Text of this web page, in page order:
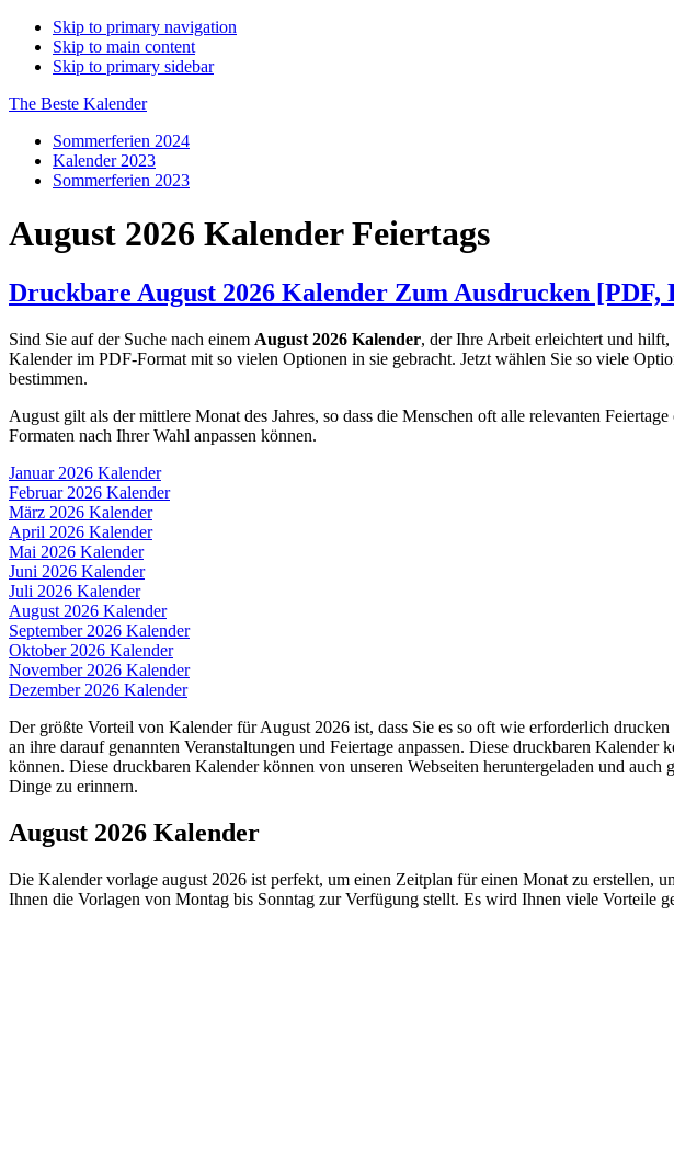
Skip to primary navigation
Skip to main content
Skip to primary sidebar
The Beste Kalender
Sommerferien 2024
Kalender 2023
Sommerferien 2023
August 2026 Kalender Feiertags
Druckbare August 2026 Kalender Zum Ausdrucken [PDF,
Sind Sie auf der Suche nach einem August 2026 Kalender, der Ihre Arbeit erleichtert und
Kalender im PDF-Format mit so vielen Optionen in sie gebracht. Jetzt wählen Sie so viele
bestimmen.
August gilt als der mittlere Monat des Jahres, so dass die Menschen oft alle relevanten
Formaten nach Ihrer Wahl anpassen können.
Januar 2026 Kalender
Februar 2026 Kalender
März 2026 Kalender
April 2026 Kalender
Mai 2026 Kalender
Juni 2026 Kalender
Juli 2026 Kalender
August 2026 Kalender
September 2026 Kalender
Oktober 2026 Kalender
November 2026 Kalender
Dezember 2026 Kalender
Der größte Vorteil von Kalender für August 2026 ist, dass Sie es so oft wie erforderlich
an ihre darauf genannten Veranstaltungen und Feiertage anpassen. Diese druckbaren
können. Diese druckbaren Kalender können von unseren Webseiten heruntergeladen und
Dinge zu erinnern.
August 2026 Kalender
Die Kalender vorlage august 2026 ist perfekt, um einen Zeitplan für einen Monat zu erstellen,
Ihnen die Vorlagen von Montag bis Sonntag zur Verfügung stellt. Es wird Ihnen viele Vorteile